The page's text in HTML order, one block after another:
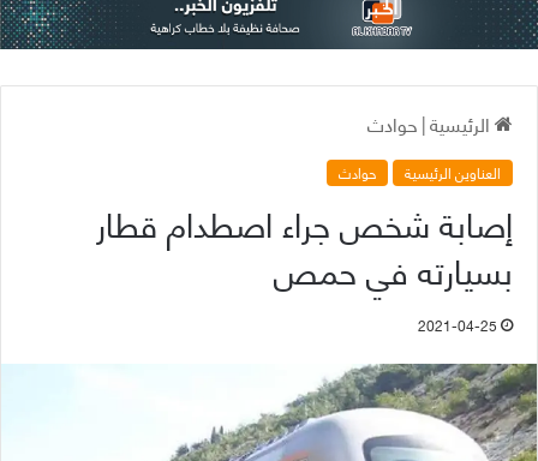
الرئيسية|حوادث
العناوين الرئيسية حوادث
إصابة شخص جراء اصطدام قطار
بسيارته في حمص
2021-04-25